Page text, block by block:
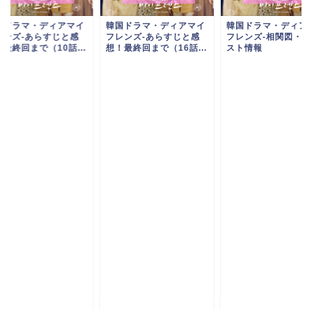
ドラマ・ディアマイ
ンズ-あらすじと感
最終回まで（10話...
韓国ドラマ・ディアマイ
フレンズ-あらすじと感
想！最終回まで（16話...
韓国ドラマ・ディア
フレンズ-相関図・
スト情報